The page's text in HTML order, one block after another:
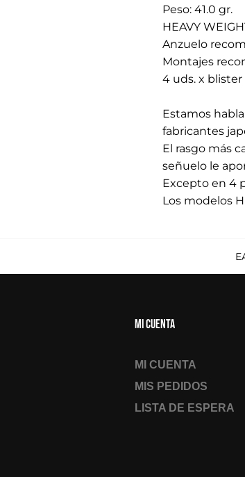
Peso: 41.0 gr.
HEAVY
Anzuelo
Montajes
4 uds. x blister
Estamos
fabricantes
El rasgo más
señuelo le
Excepto en 4
Los modelos
Mi cuenta
MI CUENTA
MIS PEDIDOS
LISTA DE ESPERA